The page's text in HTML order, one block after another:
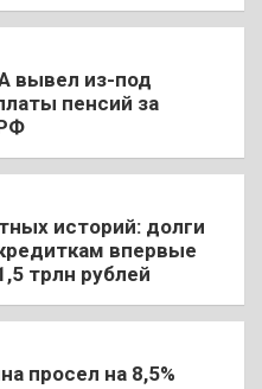
вывел из-под
пенсий за
историй: долги
впервые
трлн рублей
просел на 8,5%